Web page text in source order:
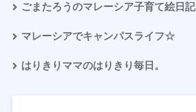
ごまたろうのマレーシア子育て絵日記
マレーシアでキャンパスライフ☆
はりきりママのはりきり毎日。